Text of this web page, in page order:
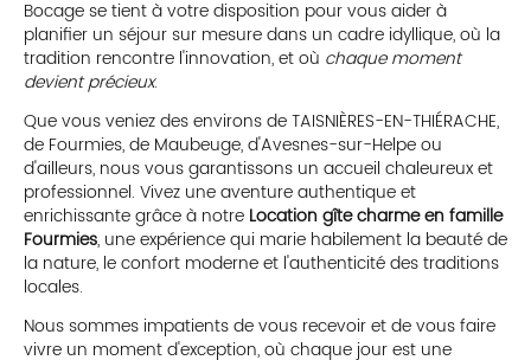
Bocage se tient à votre disposition pour vous aider à
planifier un séjour sur mesure dans un cadre idyllique, où la
tradition rencontre l'innovation, et où chaque moment
devient précieux.
Que vous veniez des environs de TAISNIÈRES-EN-THIÉRACHE,
de Fourmies, de Maubeuge, d'Avesnes-sur-Helpe ou
d'ailleurs, nous vous garantissons un accueil chaleureux et
professionnel. Vivez une aventure authentique et
enrichissante grâce à notre Location gîte charme en famille
Fourmies, une expérience qui marie habilement la beauté de
la nature, le confort moderne et l'authenticité des traditions
locales.
Nous sommes impatients de vous recevoir et de vous faire
vivre un moment d'exception, où chaque jour est une